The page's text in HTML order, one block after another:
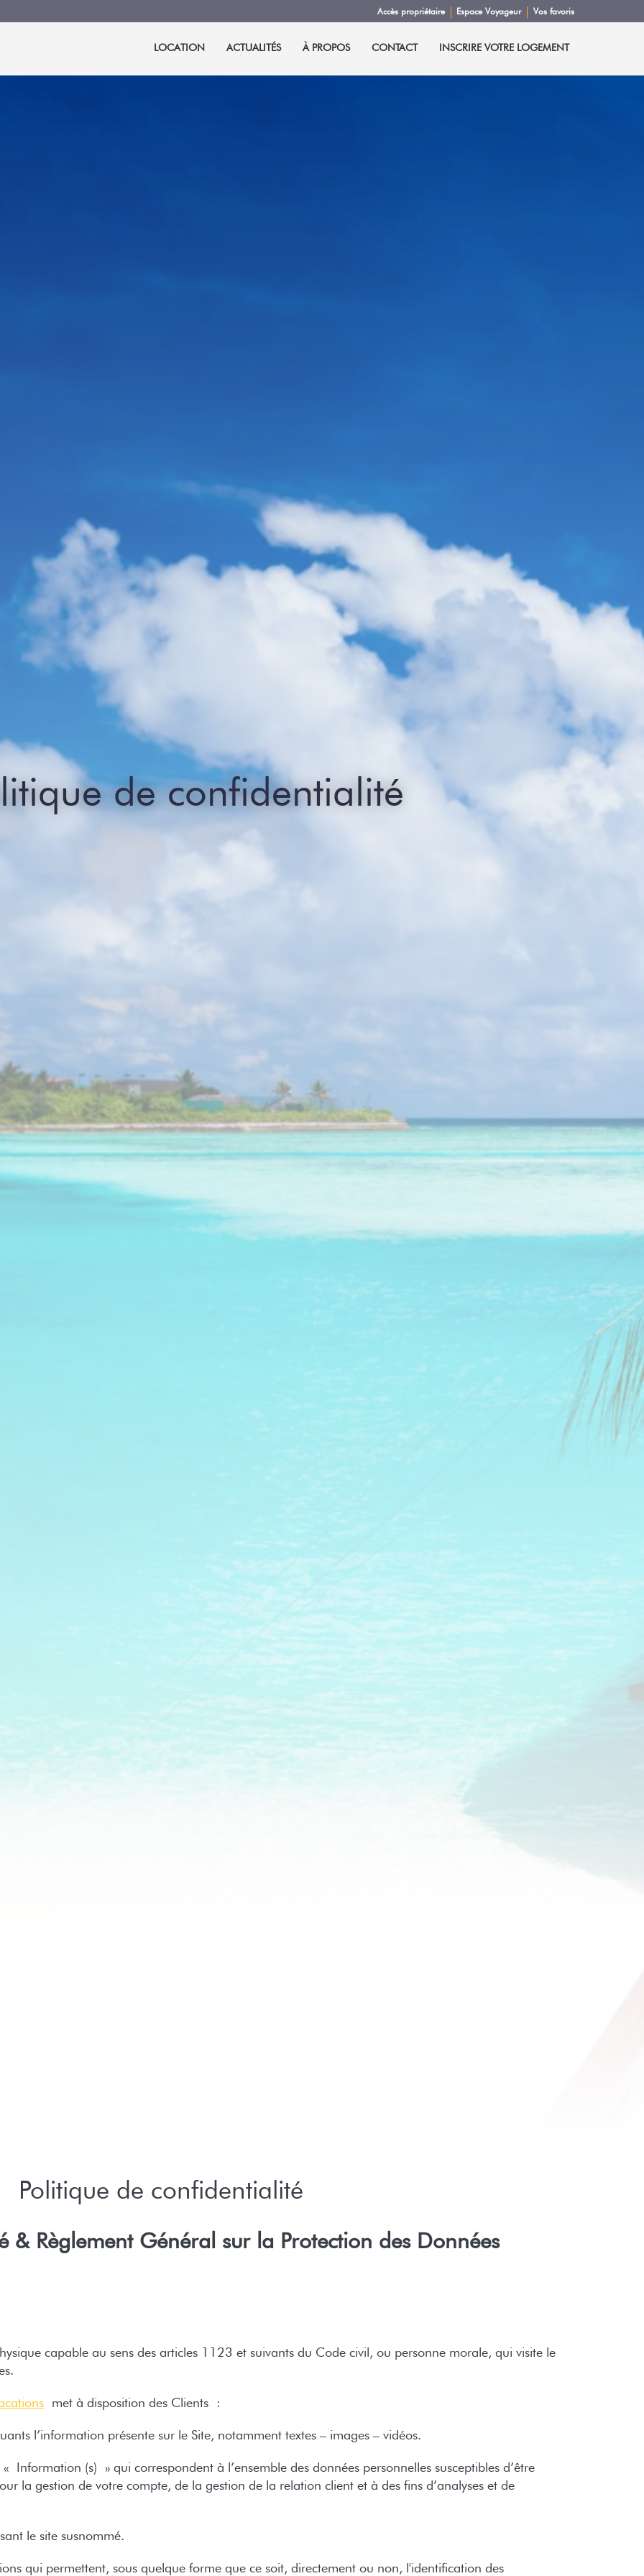
Vos favoris
Espace Voyageur
Accès propriétaire
LOCATION ACTUALITÉS À PROPOS CONTACT INSCRIRE VOTRE LOGEMENT
de confidentialité
Politique de confidentialité
& Règlement Général sur la Protection des Données
capable au sens des articles 1123 et suivants du Code civil, ou personne morale, qui visite le
met à disposition des Clients :
l’information présente sur le Site, notamment textes – images – vidéos.
(s) » qui correspondent à l’ensemble des données personnelles susceptibles d’être
la gestion de votre compte, de la gestion de la relation client et à des fins d’analyses et de
le site susnommé.
qui permettent, sous quelque forme que ce soit, directement ou non, l'identification des